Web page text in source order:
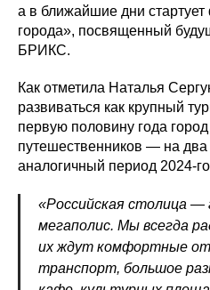
а в ближайшие дни
города», посвященный
БРИКС.
Как отметила Наталья
развиваться как крупный
первую половину года
путешественников — на
аналогичный период 2024-
«Российская столица
мегаполис. Мы всегда
их ждут комфортные
транспорт, большое